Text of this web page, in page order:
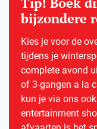
bijzondere
Kies je voor de
tijdens je
complete avond
of 3-gangen a la
kun je via ons
entertainment